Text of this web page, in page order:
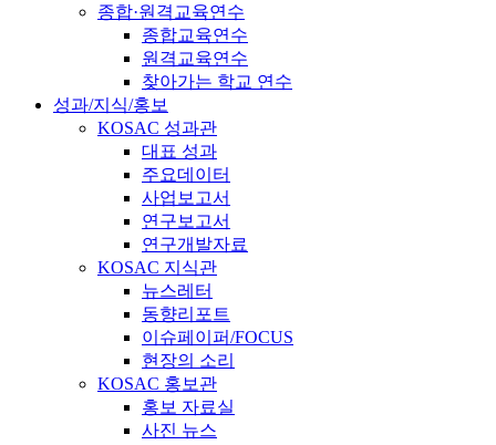
종합·원격교육연수
종합교육연수
원격교육연수
찾아가는 학교 연수
성과/지식/홍보
KOSAC 성과관
대표 성과
주요데이터
사업보고서
연구보고서
연구개발자료
KOSAC 지식관
뉴스레터
동향리포트
이슈페이퍼/FOCUS
현장의 소리
KOSAC 홍보관
홍보 자료실
사진 뉴스